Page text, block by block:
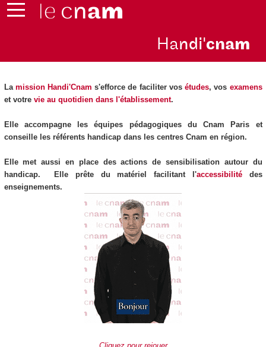
Handi'cnam
La mission Handi'Cnam s'efforce de faciliter vosétudes, vos examens
et votre vie au quotidien dans l'établissement.
Elle accompagne les équipes pédagogiques du Cnam Paris et
conseille les référents handicap dans les centres Cnam en région.
Elle met aussi en place des actions de sensibilisation autour du
handicap. Elle prête du matériel facilitant l'accessibilitédes
enseignements.